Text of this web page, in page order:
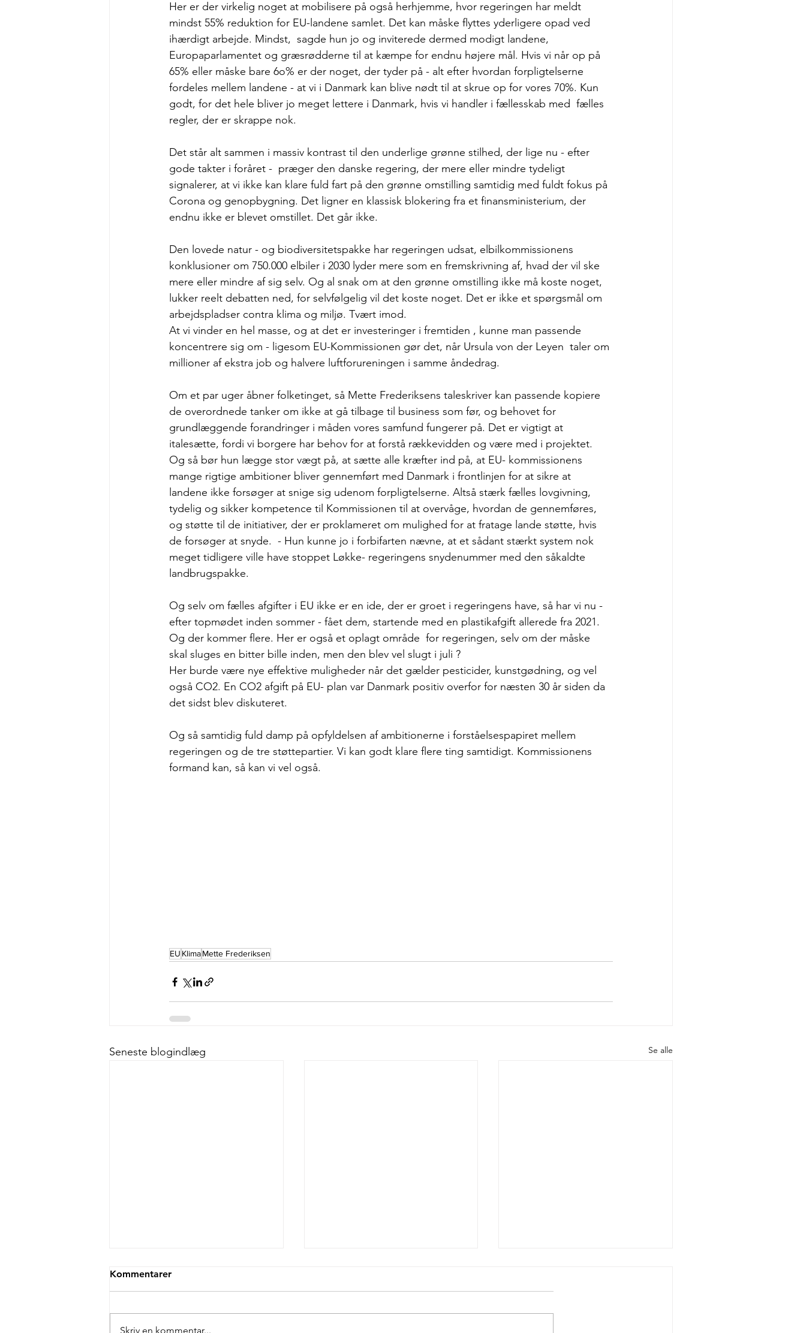
Her er der virkelig noget at mobilisere på også herhjemme, hvor regeringen har meldt
mindst 55% reduktion for EU-landene samlet. Det kan måske flyttes yderligere opad ved
ihærdigt arbejde. Mindst,  sagde hun jo og inviterede dermed modigt landene,
Europaparlamentet og græsrødderne til at kæmpe for endnu højere mål. Hvis vi når op på
65% eller måske bare 6o% er der noget, der tyder på - alt efter hvordan forpligtelserne
fordeles mellem landene - at vi i Danmark kan blive nødt til at skrue op for vores 70%. Kun
godt, for det hele bliver jo meget lettere i Danmark, hvis vi handler i fællesskab med  fælles
regler, der er skrappe nok.
Det står alt sammen i massiv kontrast til den underlige grønne stilhed, der lige nu - efter
gode takter i foråret -  præger den danske regering, der mere eller mindre tydeligt
signalerer, at vi ikke kan klare fuld fart på den grønne omstilling samtidig med fuldt fokus på
Corona og genopbygning. Det ligner en klassisk blokering fra et finansministerium, der
endnu ikke er blevet omstillet. Det går ikke.
Den lovede natur - og biodiversitetspakke har regeringen udsat, elbilkommissionens
konklusioner om 750.000 elbiler i 2030 lyder mere som en fremskrivning af, hvad der vil ske
mere eller mindre af sig selv. Og al snak om at den grønne omstilling ikke må koste noget,
lukker reelt debatten ned, for selvfølgelig vil det koste noget. Det er ikke et spørgsmål om
arbejdspladser contra klima og miljø. Tvært imod.
At vi vinder en hel masse, og at det er investeringer i fremtiden , kunne man passende
koncentrere sig om - ligesom EU-Kommissionen gør det, når Ursula von der Leyen  taler om
millioner af ekstra job og halvere luftforureningen i samme åndedrag.
Om et par uger åbner folketinget, så Mette Frederiksens taleskriver kan passende kopiere
de overordnede tanker om ikke at gå tilbage til business som før, og behovet for
grundlæggende forandringer i måden vores samfund fungerer på. Det er vigtigt at
italesætte, fordi vi borgere har behov for at forstå rækkevidden og være med i projektet.
Og så bør hun lægge stor vægt på, at sætte alle kræfter ind på, at EU- kommissionens
mange rigtige ambitioner bliver gennemført med Danmark i frontlinjen for at sikre at
landene ikke forsøger at snige sig udenom forpligtelserne. Altså stærk fælles lovgivning,
tydelig og sikker kompetence til Kommissionen til at overvåge, hvordan de gennemføres,
og støtte til de initiativer, der er proklameret om mulighed for at fratage lande støtte, hvis
de forsøger at snyde.  - Hun kunne jo i forbifarten nævne, at et sådant stærkt system nok
meget tidligere ville have stoppet Løkke- regeringens snydenummer med den såkaldte
landbrugspakke.
Og selv om fælles afgifter i EU ikke er en ide, der er groet i regeringens have, så har vi nu -
efter topmødet inden sommer - fået dem, startende med en plastikafgift allerede fra 2021.
Og der kommer flere. Her er også et oplagt område  for regeringen, selv om der måske
skal sluges en bitter bille inden, men den blev vel slugt i juli ?
Her burde være nye effektive muligheder når det gælder pesticider, kunstgødning, og vel
også CO2. En CO2 afgift på EU- plan var Danmark positiv overfor for næsten 30 år siden da
det sidst blev diskuteret.
Og så samtidig fuld damp på opfyldelsen af ambitionerne i forståelsespapiret mellem
regeringen og de tre støttepartier. Vi kan godt klare flere ting samtidigt. Kommissionens
formand kan, så kan vi vel også.
EU KlimaMette Frederiksen
Seneste blogindlæg Se alle
Kommentarer
Skriv en kommentar...